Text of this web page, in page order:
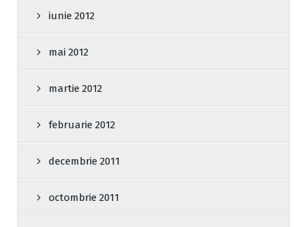
iunie 2012
mai 2012
martie 2012
februarie 2012
decembrie 2011
octombrie 2011